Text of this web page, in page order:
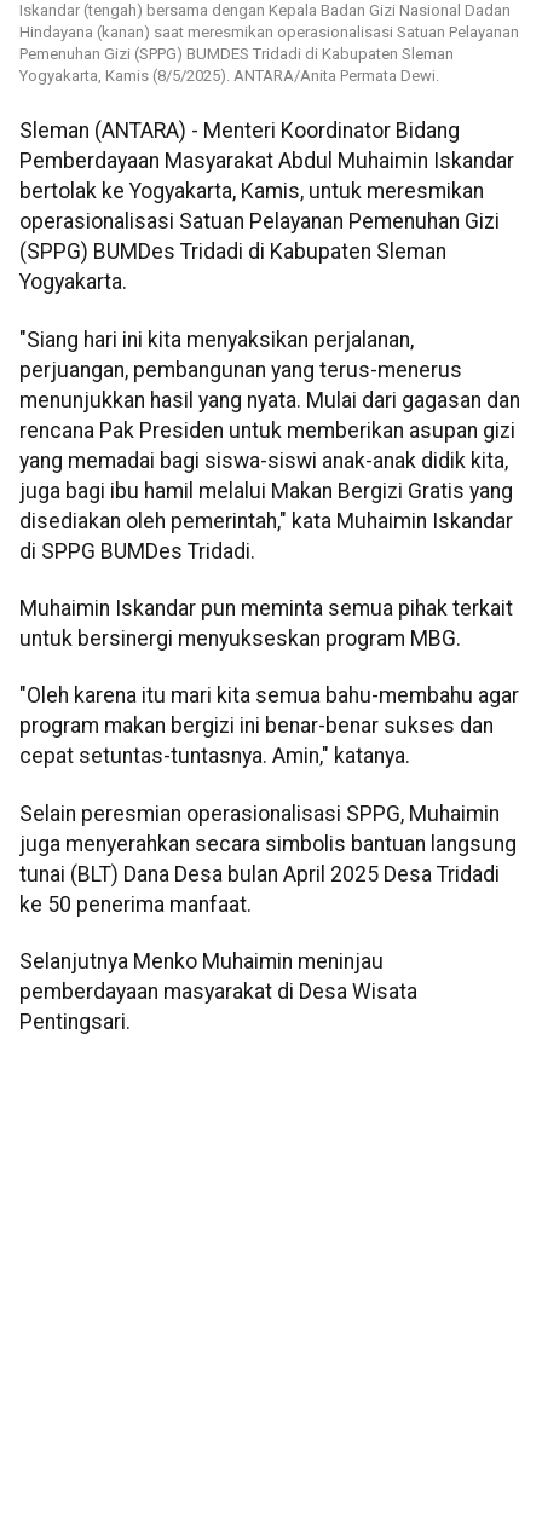
Iskandar (tengah) bersama dengan Kepala Badan Gizi Nasional Dadan
Hindayana (kanan) saat meresmikan operasionalisasi Satuan Pelayanan
Pemenuhan Gizi (SPPG) BUMDES Tridadi di Kabupaten Sleman
Yogyakarta, Kamis (8/5/2025). ANTARA/Anita Permata Dewi.
Sleman (ANTARA) - Menteri Koordinator Bidang
Pemberdayaan Masyarakat Abdul Muhaimin Iskandar
bertolak ke Yogyakarta, Kamis, untuk meresmikan
operasionalisasi Satuan Pelayanan Pemenuhan Gizi
(SPPG) BUMDes Tridadi di Kabupaten Sleman
Yogyakarta.
"Siang hari ini kita menyaksikan perjalanan,
perjuangan, pembangunan yang terus-menerus
menunjukkan hasil yang nyata. Mulai dari gagasan dan
rencana Pak Presiden untuk memberikan asupan gizi
yang memadai bagi siswa-siswi anak-anak didik kita,
juga bagi ibu hamil melalui Makan Bergizi Gratis yang
disediakan oleh pemerintah," kata Muhaimin Iskandar
di SPPG BUMDes Tridadi.
Muhaimin Iskandar pun meminta semua pihak terkait
untuk bersinergi menyukseskan program MBG.
"Oleh karena itu mari kita semua bahu-membahu agar
program makan bergizi ini benar-benar sukses dan
cepat setuntas-tuntasnya. Amin," katanya.
Selain peresmian operasionalisasi SPPG, Muhaimin
juga menyerahkan secara simbolis bantuan langsung
tunai (BLT) Dana Desa bulan April 2025 Desa Tridadi
ke 50 penerima manfaat.
Selanjutnya Menko Muhaimin meninjau
pemberdayaan masyarakat di Desa Wisata
Pentingsari.